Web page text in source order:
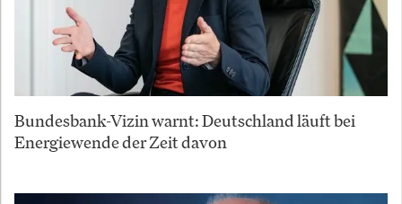
Bundesbank-Vizin warnt: Deutschland läuft bei
Energiewende der Zeit davon